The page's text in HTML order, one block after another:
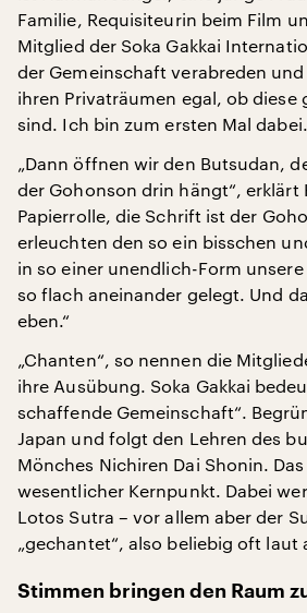
Familie, Requisiteurin beim Film
Mitglied der Soka Gakkai
der Gemeinschaft verabreden
ihren Privaträumen egal, ob diese
sind. Ich bin zum ersten Mal dabei.
„Dann öffnen wir den Butsudan,
der Gohonson drin hängt“, erklärt
Papierrolle, die Schrift ist der
erleuchten den so ein bisschen
in so einer unendlich-Form
so flach aneinander gelegt. Und
eben.“
„Chanten“, so nennen die
ihre Ausübung. Soka Gakkai
schaffende Gemeinschaft“.
Japan und folgt den Lehren des
Mönches Nichiren Dai Shonin.
wesentlicher Kernpunkt. Dabei
Lotos Sutra – vor allem aber der
„gechantet“, also beliebig oft laut
Stimmen bringen den Raum